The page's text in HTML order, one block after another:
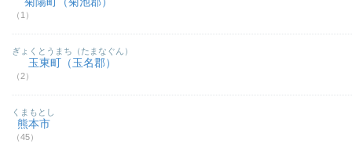
（1）
玉東町（玉名郡）
（2）
ぎょくとうまち（たまなぐん）
熊本市
（45）
くまもとし